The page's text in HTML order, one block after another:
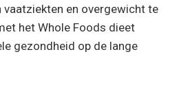
vaatziekten en overgewicht te
het Whole Foods dieet
gezondheid op de lange